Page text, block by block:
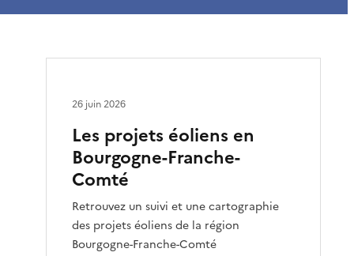
Les projets éoliens en
Bourgogne-Franche-
Comté
Retrouvez un suivi et une cartographie
des projets éoliens de la région
Bourgogne-Franche-Comté
26 juin 2026